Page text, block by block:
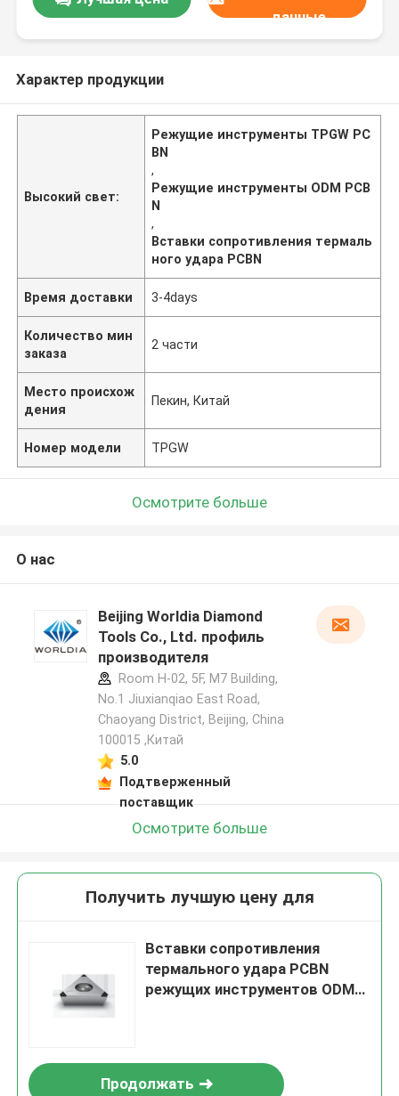
данные
Характер продукции
Высокий свет:
Режущие инструменты TPGW PC
BN
,
Режущие инструменты ODM PCB
N
,
Вставки сопротивления термаль
ного удара PCBN
Время доставки 3-4days
Количество мин
заказа
2 части
Место происхож
дения
Пекин, Китай
Номер модели TPGW
Осмотрите больше
О нас
Beijing Worldia Diamond
Tools Co., Ltd. профиль
производителя
Room H-02, 5F, M7 Building,
No.1 Jiuxianqiao East Road,
Chaoyang District, Beijing, China
100015 ,Китай
5.0
Подтверженный
поставщик
Осмотрите больше
Получить лучшую цену для
Вставки сопротивления
термального удара PCBN
режущих инструментов ODM
Продолжать